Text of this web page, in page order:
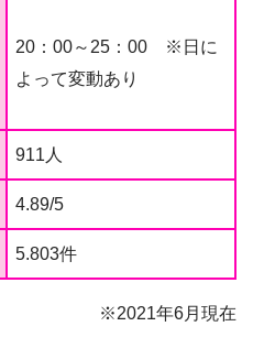
20：00～25：00 ※日に
よって変動あり
911人
4.89/5
5.803件
※2021年6月現在